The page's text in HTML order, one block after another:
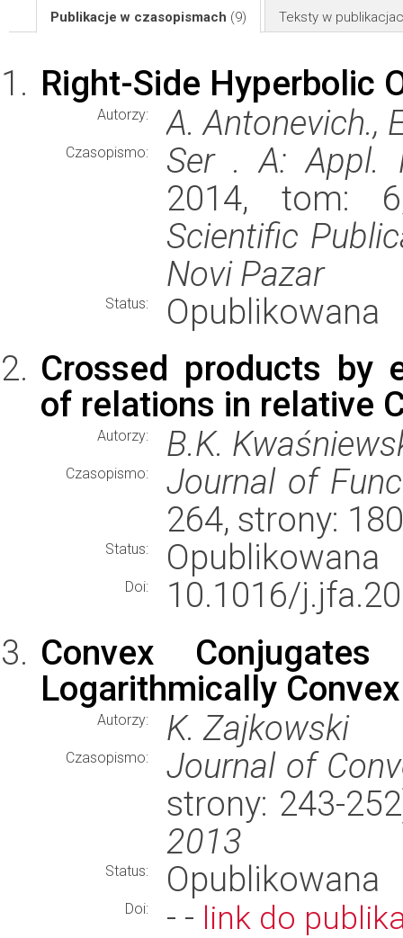
Publikacje w czasopismach (9) Teksty w
Right-Side Hyperbolic
Autorzy: A. Antonevich.,
Czasopismo:
Ser . A: Appl.
2014, tom:
Scientific
Novi Pazar
Status:
Opublikowana
Crossed products by
of relations in relative
Autorzy: B.K.
Czasopismo:
Journal of
264, strony:
Status: Opublikowana
Doi:
10.1016/
Convex
Logarithmically
Autorzy: K. Zajkowski
Czasopismo:
Journal of
strony: 243-
2013
Status: Opublikowana
Doi: - - link do